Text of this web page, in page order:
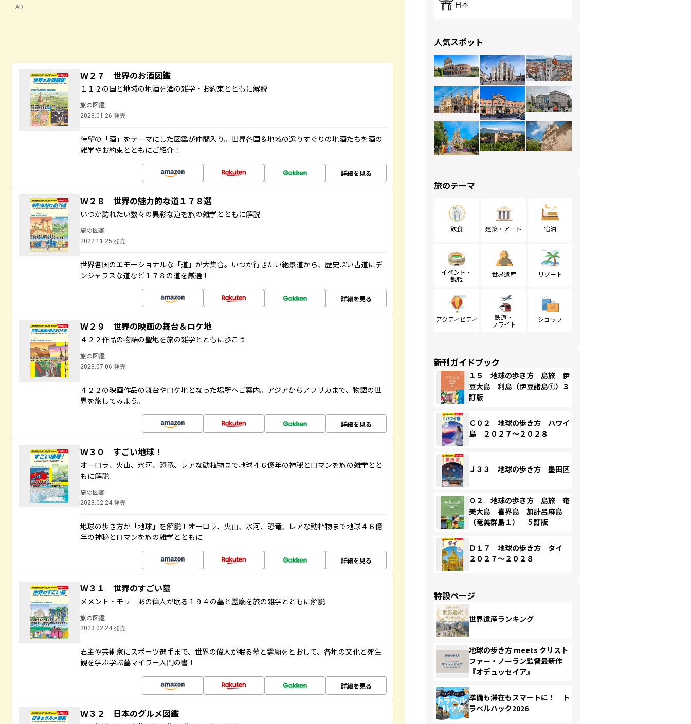
AD
Ｗ２７ 世界のお酒図鑑
１１２の国と地域の地酒を酒の雑学・お約束とともに解説
旅の図鑑
2023.01.26 発売
待望の「酒」をテーマにした図鑑が仲間入り。世界各国＆地域の選りすぐりの地酒たちを酒の
雑学やお約束とともにご紹介！
詳細を見る
Ｗ２８ 世界の魅力的な道１７８選
いつか訪れたい数々の異彩な道を旅の雑学とともに解説
旅の図鑑
2022.11.25 発売
世界各国のエモーショナルな「道」が大集合。いつか行きたい絶景道から、歴史深い古道にデ
ンジャラスな道など１７８の道を厳選！
詳細を見る
Ｗ２９ 世界の映画の舞台＆ロケ地
４２２作品の物語の聖地を旅の雑学とともに歩こう
旅の図鑑
2023.07.06 発売
４２２の映画作品の舞台やロケ地となった場所へご案内。アジアからアフリカまで、物語の世
界を旅してみよう。
詳細を見る
Ｗ３０ すごい地球！
オーロラ、火山、氷河、恐竜、レアな動植物まで地球４６億年の神秘とロマンを旅の雑学とと
もに解説
旅の図鑑
2023.02.24 発売
地球の歩き方が「地球」を解説！オーロラ、火山、氷河、恐竜、レアな動植物まで地球４６億
年の神秘とロマンを旅の雑学とともに
詳細を見る
Ｗ３１ 世界のすごい墓
メメント・モリ あの偉人が眠る１９４の墓と霊廟を旅の雑学とともに解説
旅の図鑑
2023.02.24 発売
君主や芸術家にスポーツ選手まで、世界の偉人が眠る墓と霊廟をとおして、各地の文化と死生
観を学ぶ学ぶ墓マイラー入門の書！
詳細を見る
Ｗ３２ 日本のグルメ図鑑
日本
人気スポット
旅のテーマ
飲食 建築・アート 宿泊
イベント・
観戦
世界遺産 リゾート
アクティビティ
鉄道・
フライト
ショップ
新刊ガイドブック
１５ 地球の歩き方 島旅 伊
豆大島 利島（伊豆諸島①）３
訂版
Ｃ０２ 地球の歩き方 ハワイ
島 ２０２７～２０２８
Ｊ３３ 地球の歩き方 墨田区
０２ 地球の歩き方 島旅 奄
美大島 喜界島 加計呂麻島
（奄美群島１） ５訂版
Ｄ１７ 地球の歩き方 タイ
２０２７～２０２８
特設ページ
世界遺産ランキング
地球の歩き方 meets クリスト
ファー・ノーラン監督最新作
『オデュッセイア』
準備も滞在もスマートに！ ト
ラベルハック2026